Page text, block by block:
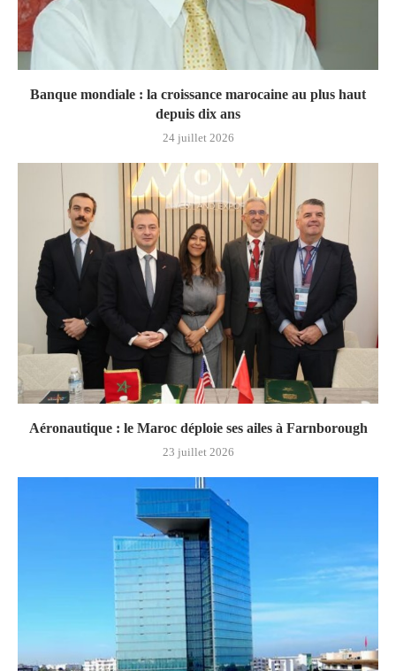
Banque mondiale : la croissance marocaine au plus haut
depuis dix ans
24 juillet 2026
Aéronautique : le Maroc déploie ses ailes à Farnborough
23 juillet 2026